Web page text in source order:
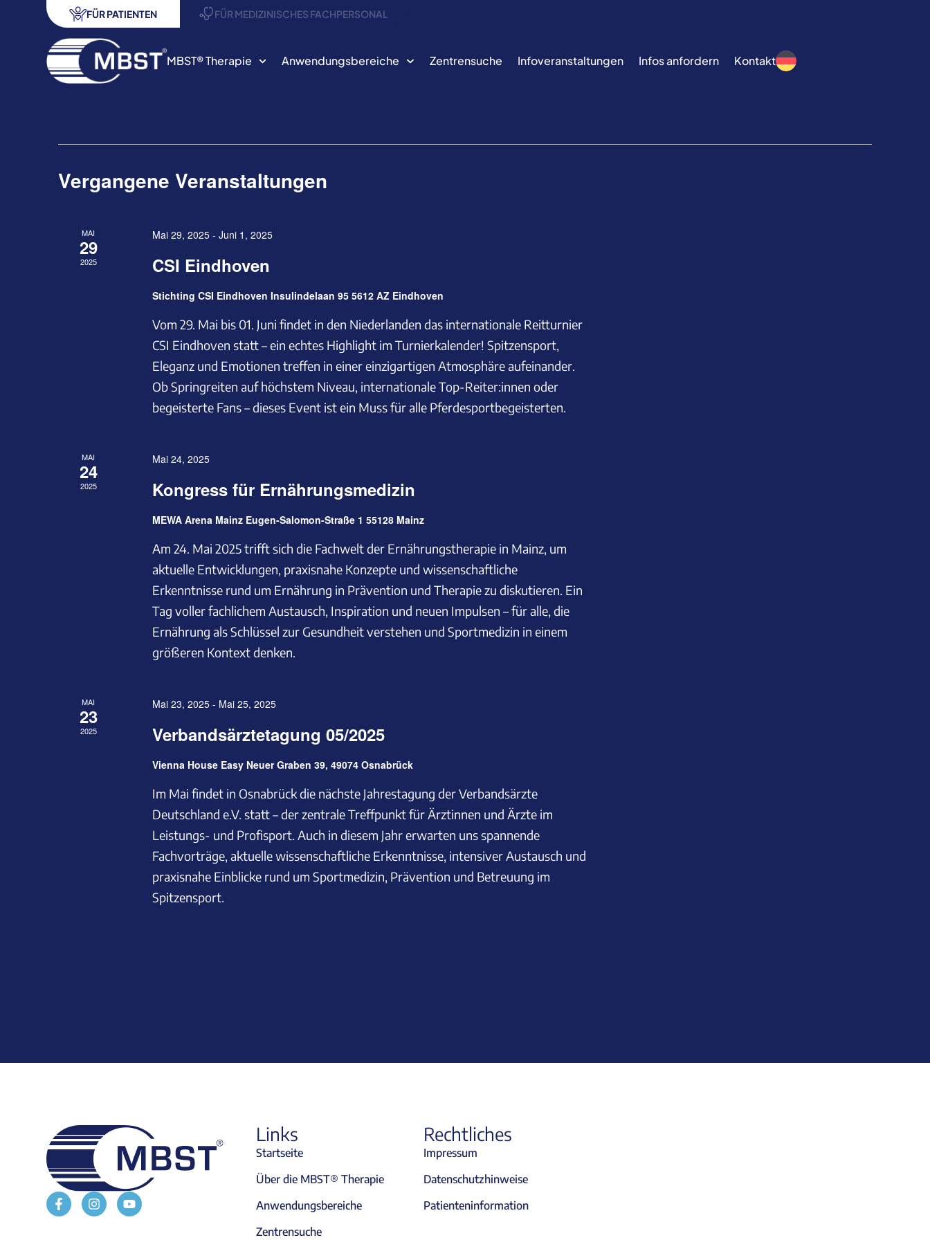
FÜR PATIENTEN FÜR MEDIZINISCHES FACHPERSONAL
MBST® Therapie Anwendungsbereiche Zentrensuche Infoveranstaltungen Infos anfordern Kontakt
Vergangene Veranstaltungen
MAI
29
2025
Mai 29, 2025- Juni 1, 2025
CSI Eindhoven
Stichting CSI Eindhoven Insulindelaan 95 5612 AZ Eindhoven
Vom 29. Mai bis 01. Juni findet in den Niederlanden das internationale Reitturnier
CSI Eindhoven statt – ein echtes Highlight im Turnierkalender! Spitzensport,
Eleganz und Emotionen treffen in einer einzigartigen Atmosphäre aufeinander.
Ob Springreiten auf höchstem Niveau, internationale Top-Reiter:innen oder
begeisterte Fans – dieses Event ist ein Muss für alle Pferdesportbegeisterten.
MAI
24
2025
Mai 24, 2025
Kongress für Ernährungsmedizin
MEWA Arena Mainz Eugen-Salomon-Straße 1 55128 Mainz
Am 24. Mai 2025 trifft sich die Fachwelt der Ernährungstherapie in Mainz, um
aktuelle Entwicklungen, praxisnahe Konzepte und wissenschaftliche
Erkenntnisse rund um Ernährung in Prävention und Therapie zu diskutieren. Ein
Tag voller fachlichem Austausch, Inspiration und neuen Impulsen – für alle, die
Ernährung als Schlüssel zur Gesundheit verstehen und Sportmedizin in einem
größeren Kontext denken.
MAI
23
2025
Mai 23, 2025- Mai 25, 2025
Verbandsärztetagung 05/2025
Vienna House Easy Neuer Graben 39, 49074 Osnabrück
Im Mai findet in Osnabrück die nächste Jahrestagung der Verbandsärzte
Deutschland e.V. statt – der zentrale Treffpunkt für Ärztinnen und Ärzte im
Leistungs- und Profisport. Auch in diesem Jahr erwarten uns spannende
Fachvorträge, aktuelle wissenschaftliche Erkenntnisse, intensiver Austausch und
praxisnahe Einblicke rund um Sportmedizin, Prävention und Betreuung im
Spitzensport.
Links
Startseite
Über die MBST® Therapie
Anwendungsbereiche
Zentrensuche
Rechtliches
Impressum
Datenschutzhinweise
Patienteninformation